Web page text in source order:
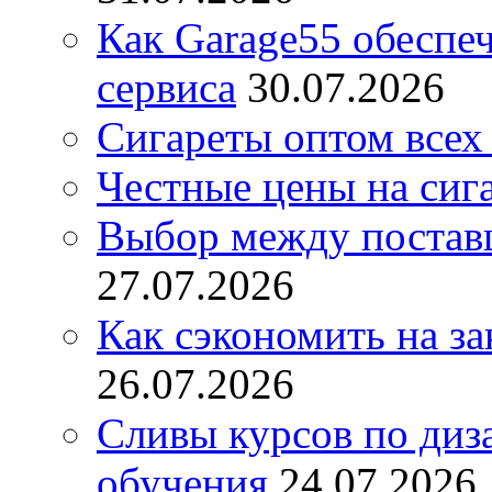
Как Garage55
сервиса 30.07.2026
Сигареты оптом
Честные цены на
Выбор между
27.07.2026
Как сэкономить на
26.07.2026
Сливы курсов по